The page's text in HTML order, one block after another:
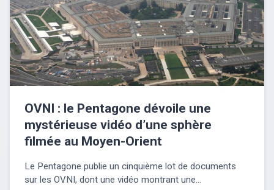
OVNI : le Pentagone dévoile une
mystérieuse vidéo d’une sphère
filmée au Moyen-Orient
Le Pentagone publie un cinquième lot de documents
sur les OVNI, dont une vidéo montrant une...